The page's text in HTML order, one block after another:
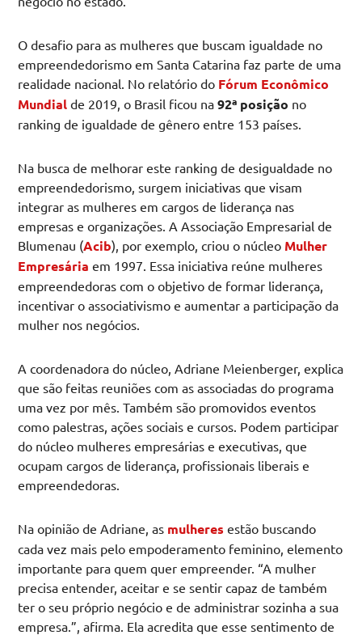
O desafio para as mulheres que buscam igualdade no
empreendedorismo em Santa Catarina faz parte de uma
realidade nacional. No relatório do Fórum Econômico
Mundial de 2019, o Brasil ficou na92ª posição no
ranking de igualdade de gênero entre 153 países.
Na busca de melhorar este ranking de desigualdade no
empreendedorismo, surgem iniciativas que visam
integrar as mulheres em cargos de liderança nas
empresas e organizações. A Associação Empresarial de
Blumenau (Acib), por exemplo, criou o núcleo Mulher
Empresária em 1997. Essa iniciativa reúne mulheres
empreendedoras com o objetivo de formar liderança,
incentivar o associativismo e aumentar a participação da
mulher nos negócios.
A coordenadora do núcleo, Adriane Meienberger, explica
que são feitas reuniões com as associadas do programa
uma vez por mês. Também são promovidos eventos
como palestras, ações sociais e cursos. Podem participar
do núcleo mulheres empresárias e executivas, que
ocupam cargos de liderança, profissionais liberais e
empreendedoras.
Na opinião de Adriane, as mulheres estão buscando
cada vez mais pelo empoderamento feminino, elemento
importante para quem quer empreender. “A mulher
precisa entender, aceitar e se sentir capaz de também
ter o seu próprio negócio e de administrar sozinha a sua
empresa.”, afirma. Ela acredita que esse sentimento de